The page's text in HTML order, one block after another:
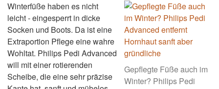
Gepflegte Füße auch im
Winter? Philips Pedi
Winterfüße haben es nicht
leicht - eingesperrt in dicke
Socken und Boots. Da ist eine
Extraportion Pflege eine wahre
Wohltat. Philips Pedi Advanced
will mit einer rotierenden
Scheibe, die eine sehr präzise